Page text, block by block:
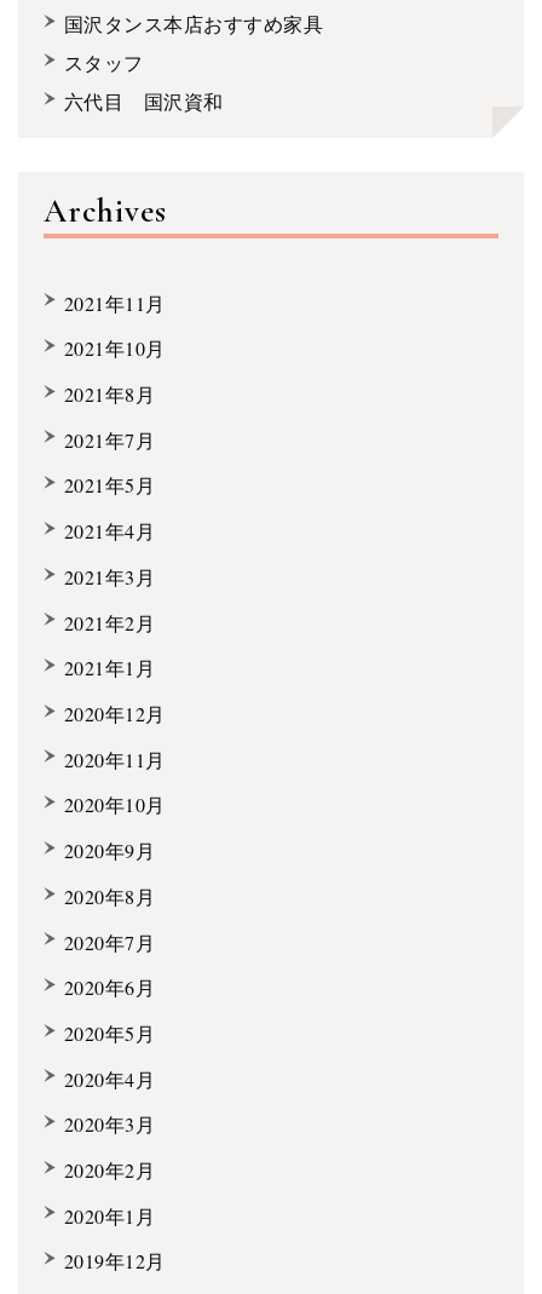
国沢タンス本店おすすめ家具
スタッフ
六代目 国沢資和
Archives
2021年11月
2021年10月
2021年8月
2021年7月
2021年5月
2021年4月
2021年3月
2021年2月
2021年1月
2020年12月
2020年11月
2020年10月
2020年9月
2020年8月
2020年7月
2020年6月
2020年5月
2020年4月
2020年3月
2020年2月
2020年1月
2019年12月